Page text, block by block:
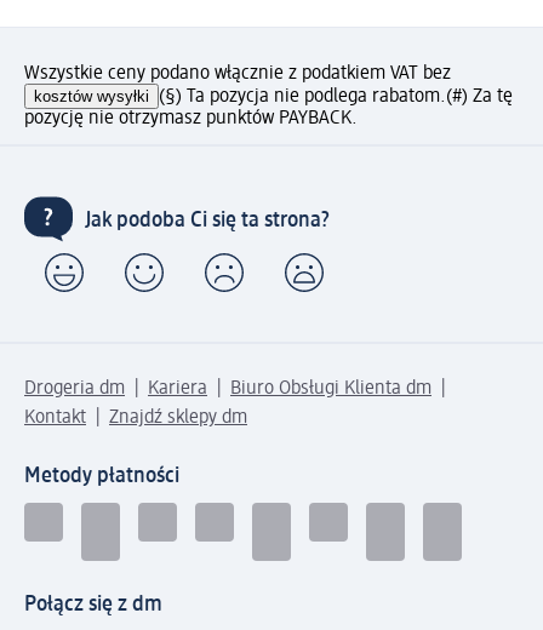
Wszystkie ceny podano włącznie z podatkiem VAT bez
kosztów wysyłki (§) Ta pozycja nie podlega rabatom.(#) Za tę
pozycję nie otrzymasz punktów PAYBACK.
Jak podoba Ci się ta strona?
Drogeria dm Kariera
Biuro Obsługi Klienta dm
Kontakt
Znajdź sklepy dm
Metody płatności
Połącz się z dm